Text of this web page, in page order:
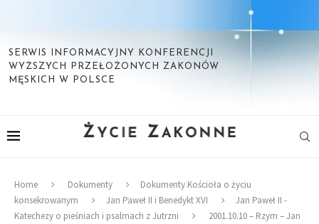
SERWIS INFORMACYJNY KONFERENCJI
WYŻSZYCH PRZEŁOŻONYCH ZAKONÓW
MĘSKICH W POLSCE
Home Dokumenty
Dokumenty Kościoła o życiu
konsekrowanym
Jan Paweł II i Benedykt XVI
Jan Paweł II -
Katechezy o pieśniach i psalmach z Jutrzni
2001.10.10 – Rzym – Jan